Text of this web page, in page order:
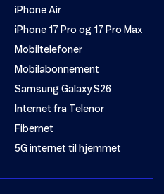
iPhone Air
iPhone 17 Pro og 17 Pro Max
Mobiltelefoner
Mobilabonnement
Samsung Galaxy S26
Internet fra Telenor
Fibernet
5G internet til hjemmet